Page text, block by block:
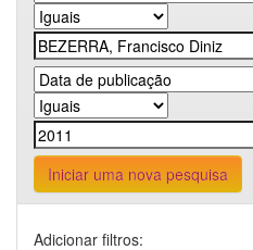
Iniciar uma nova pesquisa
Adicionar filtros: